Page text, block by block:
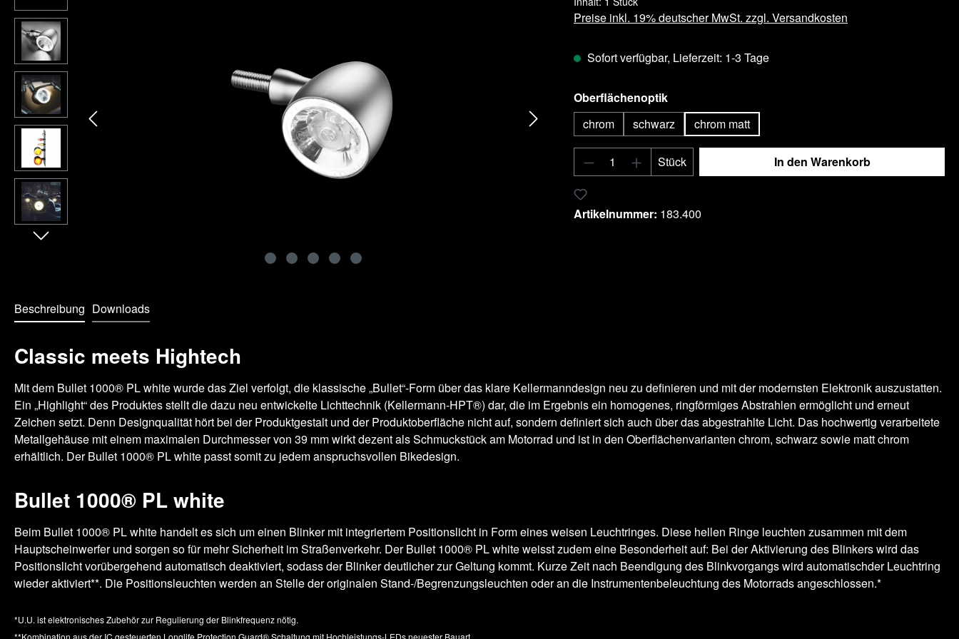
Preise inkl. 19% deutscher MwSt. zzgl. Versandkosten
Sofort verfügbar, Lieferzeit: 1-3 Tage
Oberflächenoptikauswählen
chrom
schwarz chrom matt
Produkt Anzahl: Gib den gewünschten Wert ein
Stück In den Warenkorb
Artikelnummer: 183.400
Beschreibung Downloads
Classic meets Hightech
Mit dem Bullet 1000® PL white wurde das Ziel verfolgt, die klassische „Bullet“-Form über das klare Kellermanndesign neu zu definieren und mit der modernsten Elektronik auszustatten.
Ein „Highlight“ des Produktes stellt die dazu neu entwickelte Lichttechnik (Kellermann-HPT®) dar, die im Ergebnis ein homogenes, ringförmiges Abstrahlen ermöglicht und erneut
Zeichen setzt. Denn Designqualität hört bei der Produktgestalt und der Produktoberfläche nicht auf, sondern definiert sich auch über das abgestrahlte Licht. Das hochwertig verarbeitete
Metallgehäuse mit einem maximalen Durchmesser von 39 mm wirkt dezent als Schmuckstück am Motorrad und ist in den Oberflächenvarianten chrom, schwarz sowie matt chrom
erhältlich. Der Bullet 1000® PL white passt somit zu jedem anspruchsvollen Bikedesign.
Bullet 1000® PL white
Beim Bullet 1000® PL white handelt es sich um einen Blinker mit integriertem Positionslicht in Form eines weisen Leuchtringes. Diese hellen Ringe leuchten zusammen mit dem
Hauptscheinwerfer und sorgen so für mehr Sicherheit im Straßenverkehr. Der Bullet 1000® PL white weisst zudem eine Besonderheit auf: Bei der Aktivierung des Blinkers wird das
Positionslicht vorübergehend automatisch deaktiviert, sodass der Blinker deutlicher zur Geltung kommt. Kurze Zeit nach Beendigung des Blinkvorgangs wird automatischder Leuchtring
wieder aktiviert**. Die Positionsleuchten werden an Stelle der originalen Stand-/Begrenzungsleuchten oder an die Instrumentenbeleuchtung des Motorrads angeschlossen.*
*U.U. ist elektronisches Zubehör zur Regulierung der Blinkfrequenz nötig.
**Kombination aus der IC gesteuerten Longlife Protection Guard® Schaltung mit Hochleistungs-LEDs neuester Bauart.